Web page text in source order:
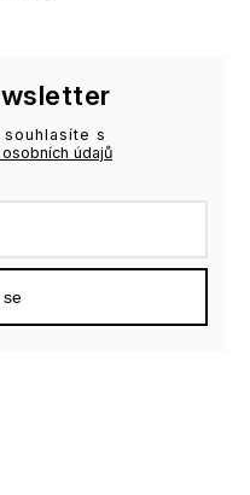
s
údajů
se